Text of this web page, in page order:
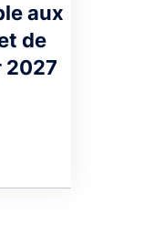
aux
de
2027